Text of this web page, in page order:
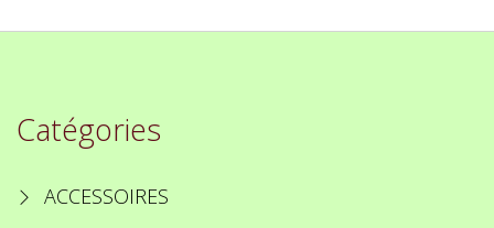
Catégories
ACCESSOIRES